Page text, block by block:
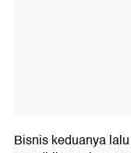
Bisnis keduanya